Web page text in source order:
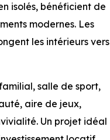
isolés, bénéficient de
modernes. Les
les intérieurs vers
salle de sport,
aire de jeux,
Un projet idéal